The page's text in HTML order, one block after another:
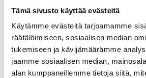
Tämä sivusto käyttää evästeitä
Käytämme evästeitä tarjoamamme
räätälöimiseen, sosiaalisen median
tukemiseen ja kävijämäärämme
jaamme sosiaalisen median,
alan kumppaneillemme tietoja siitä,